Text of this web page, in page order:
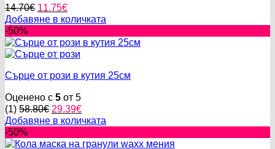
14.70€ Original
price
14.70€.
11.75€Текущата
цена
11.75€.
Добавяне в количката
-50%
Сърце от рози в кутия 25см
Оценено с 5 от 5
(1) 58.80€ Original
price
58.80€.
29.39€Текущата
цена
29.39€.
Добавяне в количката
-50%